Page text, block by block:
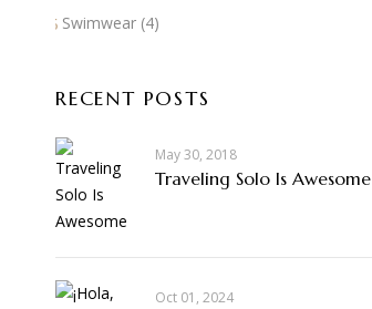
Swimwear (4)
RECENT POSTS
May 30, 2018
Traveling Solo Is Awesome
Oct 01, 2024